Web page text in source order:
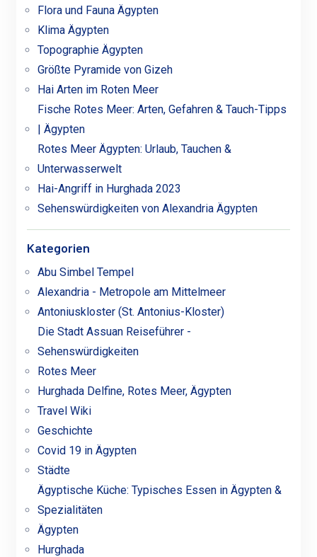
Flora und Fauna Ägypten
Klima Ägypten
Topographie Ägypten
Größte Pyramide von Gizeh
Hai Arten im Roten Meer
Fische Rotes Meer: Arten, Gefahren & Tauch-Tipps
| Ägypten
Rotes Meer Ägypten: Urlaub, Tauchen &
Unterwasserwelt
Hai-Angriff in Hurghada 2023
Sehenswürdigkeiten von Alexandria Ägypten
Kategorien
Abu Simbel Tempel
Alexandria - Metropole am Mittelmeer
Antoniuskloster (St. Antonius-Kloster)
Die Stadt Assuan Reiseführer -
Sehenswürdigkeiten
Rotes Meer
Hurghada Delfine, Rotes Meer, Ägypten
Travel Wiki
Geschichte
Covid 19 in Ägypten
Städte
Ägyptische Küche: Typisches Essen in Ägypten &
Spezialitäten
Ägypten
Hurghada